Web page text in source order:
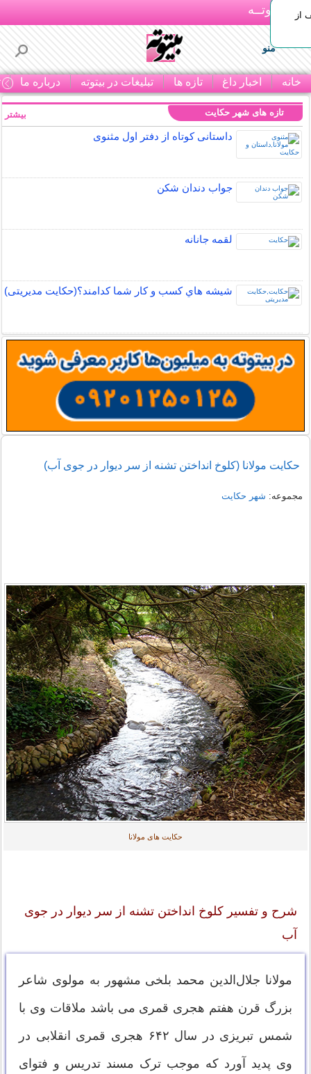
بـیتوتــه
منو
خانه اخبار داغ تازه ها تبلیغات در بیتوته درباره ما
تخفیف از
تازه های شهر حکایت
داستانی کوتاه از دفتر اول مثنوی
جواب دندان شکن
لقمه جانانه
شيشه هاي كسب و كار شما كدامند؟(حکایت مدیریتی)
بیشتر
حکایت مولانا (کلوخ انداختن تشنه از سر دیوار در جوی آب)
مجموعه: شهر حکایت
حکایت های مولانا
شرح و تفسیر کلوخ انداختن تشنه از سر دیوار در جوی
آب
مولانا جلال‌الدین محمد بلخی مشهور به مولوی شاعر
بزرگ قرن هفتم هجری قمری می باشد ملاقات وی با
شمس تبریزی در سال ۶۴۲ هجری قمری انقلابی در
وی پدید آورد که موجب ترک مسند تدریس و فتوای